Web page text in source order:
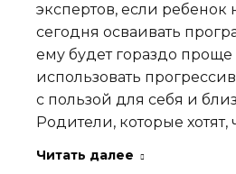
экспертов, если ребенок
сегодня осваивать
ему будет гораздо проще
использовать
с пользой для себя и
Родители, которые хотят,
Читать далее